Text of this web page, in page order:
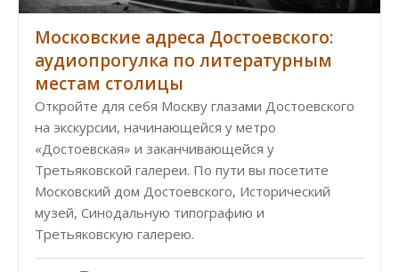
Московские адреса Достоевского:
аудиопрогулка по литературным
местам столицы
Откройте для себя Москву глазами Достоевского
на экскурсии, начинающейся у метро
«Достоевская» и заканчивающейся у
Третьяковской галереи. По пути вы посетите
Московский дом Достоевского, Исторический
музей, Синодальную типографию и
Третьяковскую галерею.